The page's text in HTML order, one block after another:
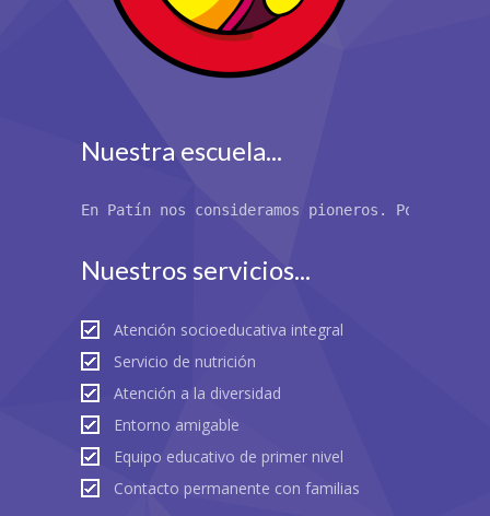
Nuestra escuela...
En Patín nos consideramos pioneros. Por
Nuestros servicios...
Atención socioeducativa integral
Servicio de nutrición
Atención a la diversidad
Entorno amigable
Equipo educativo de primer nivel
Contacto permanente con familias